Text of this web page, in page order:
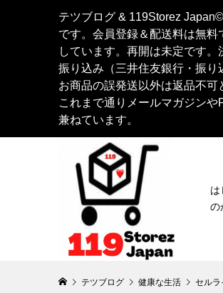
テツブログ & 119Storez
です。会員登録＆配送料は無
しています。再開は未定です
振り込み（三井住友銀行・振
お商品の誤発送以外は返品不可
これまで通りメールマガジン
兼ねています。
は
の
テツブログ 健康な生活 セルラ